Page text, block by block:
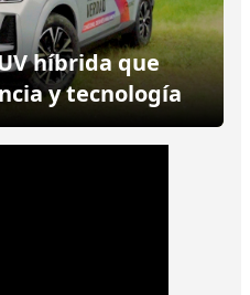
híbrida que
y tecnología